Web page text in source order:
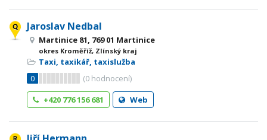
Jaroslav Nedbal
Martinice 81, 769 01 Martinice
okres Kroměříž, Zlínský kraj
Taxi, taxikář, taxislužba
0
(0 hodnocení)
+420 776 156 681
Web